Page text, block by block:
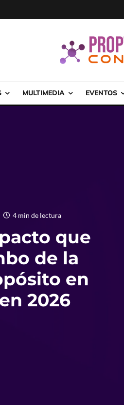
MULTIMEDIA EVENTOS
4 min de lectura
que
de la
en
2026